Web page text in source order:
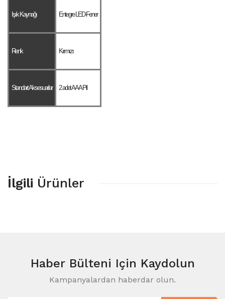
Işık Kaynağı Entegre LED-Fener
Renk Kırmızı
Standart Aksesuarlar 2 adet AAA Pil
İlgili Ürünler
Haber Bülteni Için Kaydolun
Kampanyalardan haberdar olun.